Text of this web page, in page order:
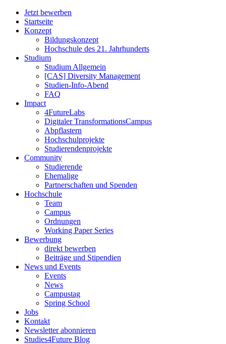
Jetzt bewerben
Startseite
Konzept
Bildungskonzept
Hochschule des 21. Jahrhunderts
Studium
Studium Allgemein
[CAS] Diversity Management
Studien-Info-Abend
FAQ
Impact
4FutureLabs
Digitaler TransformationsCampus
Abpflastern
Hochschulprojekte
Studierendenprojekte
Community
Studierende
Ehemalige
Partnerschaften und Spenden
Hochschule
Team
Campus
Ordnungen
Working Paper Series
Bewerbung
direkt bewerben
Beiträge und Stipendien
News und Events
Events
News
Campustag
Spring School
Jobs
Kontakt
Newsletter abonnieren
Studies4Future Blog